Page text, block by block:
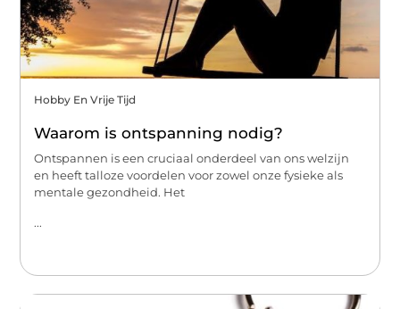
Hobby En Vrije Tijd
Waarom is ontspanning nodig?
Ontspannen is een cruciaal onderdeel van ons welzijn
en heeft talloze voordelen voor zowel onze fysieke als
mentale gezondheid. Het
...